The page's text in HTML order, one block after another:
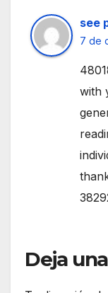
see
7 de
with
Deja